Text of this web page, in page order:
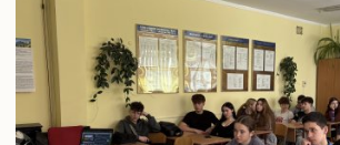
Дисертаційні дослідження, що
Перелік корисних посилань
Відповідність тем дисертацій
досліджень наукових керівників
Результати вступних випробувань